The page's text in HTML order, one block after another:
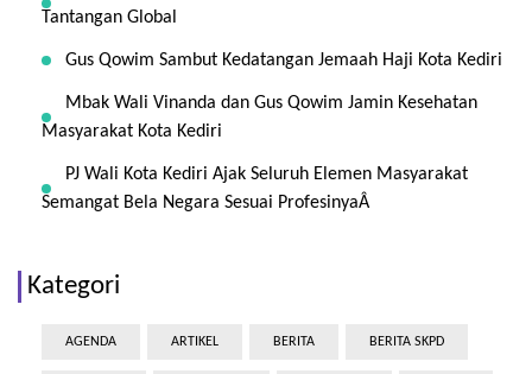
Tantangan Global
Gus Qowim Sambut Kedatangan Jemaah Haji Kota Kediri
Mbak Wali Vinanda dan Gus Qowim Jamin Kesehatan
Masyarakat Kota Kediri
PJ Wali Kota Kediri Ajak Seluruh Elemen Masyarakat
Semangat Bela Negara Sesuai ProfesinyaÂ
Kategori
AGENDA ARTIKEL BERITA BERITA SKPD